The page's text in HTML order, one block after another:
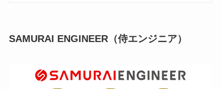
SAMURAI ENGINEER（侍エンジニア）